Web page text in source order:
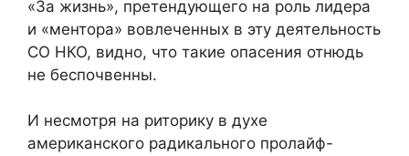
«За жизнь», претендующего на роль лидера
и «ментора» вовлеченных в эту деятельность
СО НКО, видно, что такие опасения отнюдь
не беспочвенны.
И несмотря на риторику в духе
американского радикального пролайф-